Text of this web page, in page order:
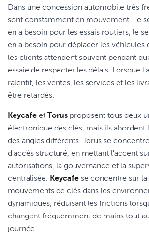
Dans une concession automobile très
sont constamment en mouvement. Le
en a besoin pour les essais routiers, le
en a besoin pour déplacer les véhicules
les clients attendent souvent pendant
essaie de respecter les délais. Lorsque
ralentit, les ventes, les services et les
être retardés.
Keycafe et Torus proposent tous deux
électronique des clés, mais ils abordent
des angles différents. Torus se
d'accès structuré, en mettant l'accent
autorisations, la gouvernance et la
centralisée. Keycafe se concentre sur
mouvements de clés dans les
dynamiques, réduisant les frictions
changent fréquemment de mains tout
journée.